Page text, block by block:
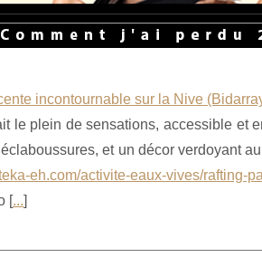
incontournable sur la Nive
le plein de sensations, accessible et
éclaboussures, et un décor verdoyant
eh.com/activite-eaux-vives/rafting-
[...]